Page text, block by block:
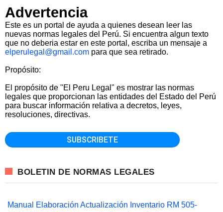
Advertencia
Este es un portal de ayuda a quienes desean leer las
nuevas normas legales del Perú. Si encuentra algun texto
que no deberia estar en este portal, escriba un mensaje a
elperulegal@gmail.com para que sea retirado.
Propósito:
El propósito de "El Peru Legal" es mostrar las normas
legales que proporcionan las entidades del Estado del Perú
para buscar información relativa a decretos, leyes,
resoluciones, directivas.
BOLETIN DE NORMAS LEGALES
Manual Elaboración Actualización Inventario RM 505-